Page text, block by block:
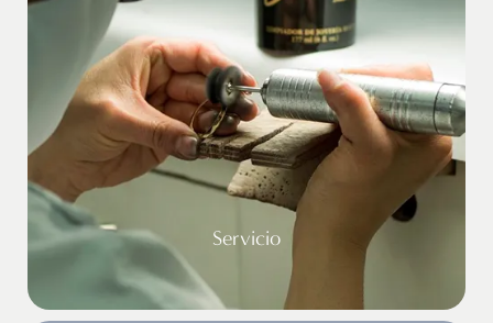
Servicio